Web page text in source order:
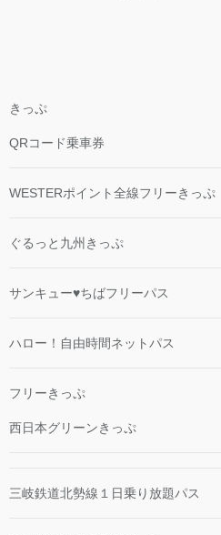
きっぷ
QRコード乗車券
WESTERポイント全線フリーきっぷ
ぐるっと九州きっぷ
サンキュー♥ちばフリーパス
ハロー！自由時間ネットパス
フリーきっぷ
西日本グリーンきっぷ
三岐鉄道北勢線１日乗り放題パス